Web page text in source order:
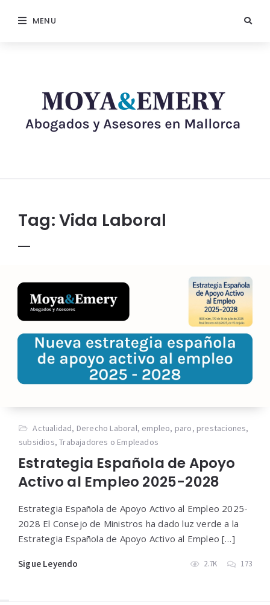
MENU
Tag:Vida Laboral
Actualidad, Derecho Laboral, empleo, paro, prestaciones,
subsidios,Trabajadores o Empleados
Estrategia Española de Apoyo
Activo al Empleo 2025-2028
Estrategia Española de Apoyo Activo al Empleo 2025-
2028 El Consejo de Ministros ha dado luz verde a la
Estrategia Española de Apoyo Activo al Empleo […]
Sigue Leyendo 2.7K 173